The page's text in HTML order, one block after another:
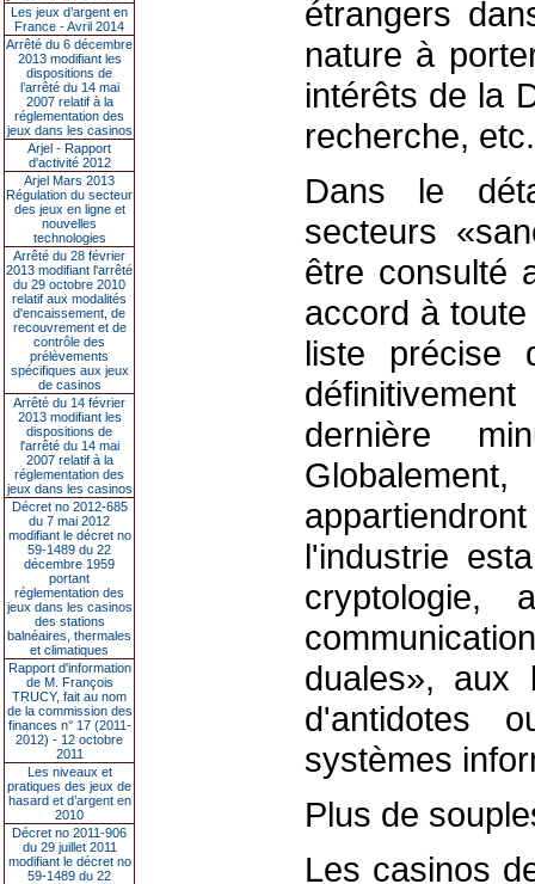
Les jeux d’argent en
France - Avril 2014
Arrêté du 6 décembre
2013 modifiant les
dispositions de
l’arrêté du 14 mai
2007 relatif à la
réglementation des
jeux dans les casinos
Arjel - Rapport
d'activité 2012
Arjel Mars 2013
Régulation du secteur
des jeux en ligne et
nouvelles
technologies
Arrêté du 28 février
2013 modifiant l'arrêté
du 29 octobre 2010
relatif aux modalités
d'encaissement, de
recouvrement et de
contrôle des
prélèvements
spécifiques aux jeux
de casinos
Arrêté du 14 février
2013 modifiant les
dispositions de
l'arrêté du 14 mai
2007 relatif à la
réglementation des
jeux dans les casinos
Décret no 2012-685
du 7 mai 2012
modifiant le décret no
59-1489 du 22
décembre 1959
portant
réglementation des
jeux dans les casinos
des stations
balnéaires, thermales
et climatiques
Rapport d'information
de M. François
TRUCY, fait au nom
de la commission des
finances n° 17 (2011-
2012) - 12 octobre
2011
Les niveaux et
pratiques des jeux de
hasard et d’argent en
2010
Décret no 2011-906
du 29 juillet 2011
modifiant le décret no
59-1489 du 22
étrangers
nature à
intérêts de la
recherche,
Dans le
secteurs
être consulté
accord à
liste précise
dernière
l'industrie
cryptologie,
duales», aux
d'antidotes
systèmes
Plus de
Les casinos